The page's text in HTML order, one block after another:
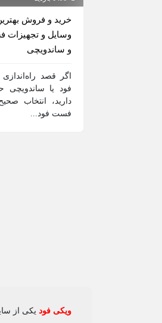
خرید و فروش
وسایل و تجهیزات
و ساندویچی
اگر قصد
فود یا ساندویچی
دارید، انتخاب
فست فود...
ویکی‌ فود یکی از